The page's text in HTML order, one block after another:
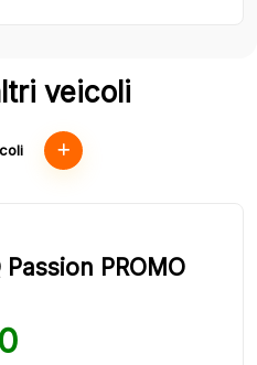
veicoli
PROMO